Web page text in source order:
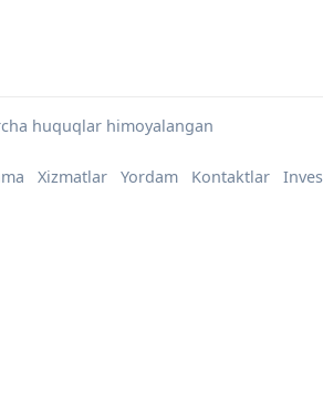
huquqlar himoyalangan
Xizmatlar Yordam Kontaktlar